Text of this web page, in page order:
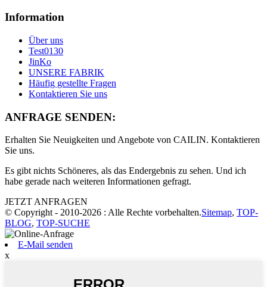
Information
Über uns
Test0130
JinKo
UNSERE FABRIK
Häufig gestellte Fragen
Kontaktieren Sie uns
ANFRAGE SENDEN:
Erhalten Sie Neuigkeiten und Angebote von CAILIN. Kontaktieren
Sie uns.
Es gibt nichts Schöneres, als das Endergebnis zu sehen. Und ich
habe gerade nach weiteren Informationen gefragt.
JETZT ANFRAGEN
© Copyright - 2010-2026 : Alle Rechte vorbehalten.Sitemap, TOP-
BLOG, TOP-SUCHE
E-Mail senden
x